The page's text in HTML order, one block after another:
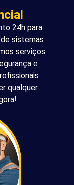
24h para
sistemas
serviços
e
qualquer